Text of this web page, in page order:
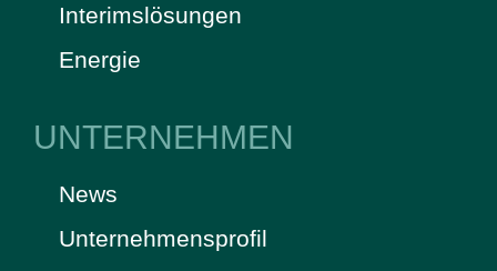
Interimslösungen
Energie
UNTERNEHMEN
News
Unternehmensprofil